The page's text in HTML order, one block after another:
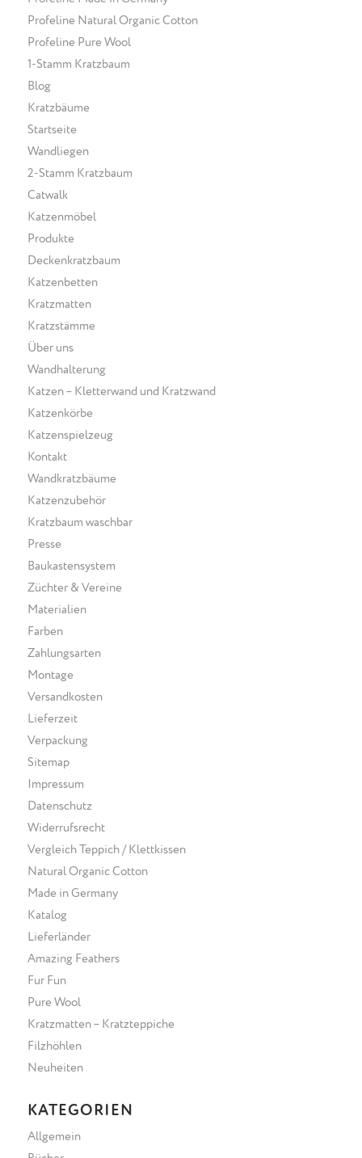
Profeline Natural Organic Cotton
Profeline Pure Wool
1-Stamm Kratzbaum
Blog
Kratzbäume
Startseite
Wandliegen
2-Stamm Kratzbaum
Catwalk
Katzenmöbel
Produkte
Deckenkratzbaum
Katzenbetten
Kratzmatten
Kratzstämme
Über uns
Wandhalterung
Katzen – Kletterwand und Kratzwand
Katzenkörbe
Katzenspielzeug
Kontakt
Wandkratzbäume
Katzenzubehör
Kratzbaum waschbar
Presse
Baukastensystem
Züchter & Vereine
Materialien
Farben
Zahlungsarten
Montage
Versandkosten
Lieferzeit
Verpackung
Sitemap
Impressum
Datenschutz
Widerrufsrecht
Vergleich Teppich / Klettkissen
Natural Organic Cotton
Made in Germany
Katalog
Lieferländer
Amazing Feathers
Fur Fun
Pure Wool
Kratzmatten – Kratzteppiche
Filzhöhlen
Neuheiten
KATEGORIEN
Allgemein